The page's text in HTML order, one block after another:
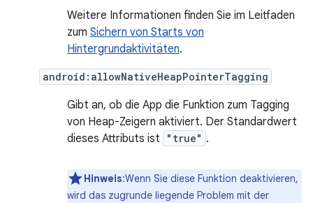
Weitere Informationen finden Sie im Leitfaden
zum Sichern von Starts von
Hintergrundaktivitäten.
android:allowNativeHeapPointerTagging
Gibt an, ob die App die Funktion zum Tagging
von Heap-Zeigern aktiviert. Der Standardwert
dieses Attributs ist
"true" .
Hinweis:Wenn Sie diese Funktion deaktivieren,
wird das zugrunde liegende Problem mit der